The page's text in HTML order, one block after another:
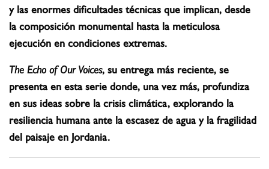
y las enormes dificultades técnicas que implican, desde
la composición monumental hasta la meticulosa
ejecución en condiciones extremas.
The Echo of Our Voices, su entrega más reciente, se
presenta en esta serie donde, una vez más, profundiza
en sus ideas sobre la crisis climática, explorando la
resiliencia humana ante la escasez de agua y la fragilidad
del paisaje en Jordania.